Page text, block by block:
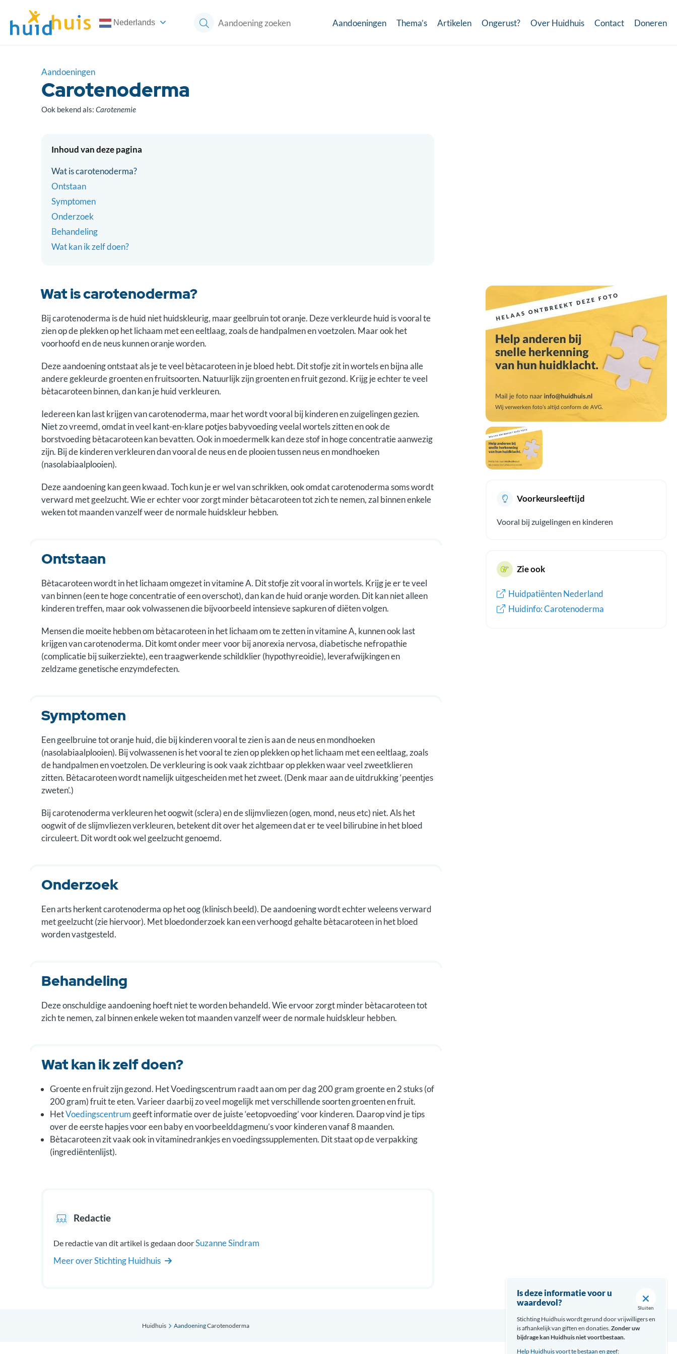
Nederlands Aandoeningen Thema’s Artikelen Ongerust? Over Huidhuis Contact Doneren
Inhoud van deze pagina
Wat is carotenoderma?
Ontstaan
Symptomen
Onderzoek
Behandeling
Wat kan ik zelf doen?
Aandoeningen
Carotenoderma
Ook bekend als: Carotenemie
Wat is carotenoderma?
Bij carotenoderma is de huid niet huidskleurig, maar geelbruin tot oranje. Deze verkleurde huid is vooral te
zien op de plekken op het lichaam met een eeltlaag, zoals de handpalmen en voetzolen. Maar ook het
voorhoofd en de neus kunnen oranje worden.
Deze aandoening ontstaat als je te veel bètacaroteen in je bloed hebt. Dit stofje zit in wortels en bijna alle
andere gekleurde groenten en fruitsoorten. Natuurlijk zijn groenten en fruit gezond. Krijg je echter te veel
bètacaroteen binnen, dan kan je huid verkleuren.
Iedereen kan last krijgen van carotenoderma, maar het wordt vooral bij kinderen en zuigelingen gezien.
Niet zo vreemd, omdat in veel kant-en-klare potjes babyvoeding veelal wortels zitten en ook de
borstvoeding bètacaroteen kan bevatten. Ook in moedermelk kan deze stof in hoge concentratie aanwezig
zijn. Bij de kinderen verkleuren dan vooral de neus en de plooien tussen neus en mondhoeken
(nasolabiaalplooien).
Deze aandoening kan geen kwaad. Toch kun je er wel van schrikken, ook omdat carotenoderma soms wordt
verward met geelzucht. Wie er echter voor zorgt minder bètacaroteen tot zich te nemen, zal binnen enkele
weken tot maanden vanzelf weer de normale huidskleur hebben.
Ontstaan
Bètacaroteen wordt in het lichaam omgezet in vitamine A. Dit stofje zit vooral in wortels. Krijg je er te veel
van binnen (een te hoge concentratie of een overschot), dan kan de huid oranje worden. Dit kan niet alleen
kinderen treffen, maar ook volwassenen die bijvoorbeeld intensieve sapkuren of diëten volgen.
Mensen die moeite hebben om bètacaroteen in het lichaam om te zetten in vitamine A, kunnen ook last
krijgen van carotenoderma. Dit komt onder meer voor bij anorexia nervosa, diabetische nefropathie
(complicatie bij suikerziekte), een traagwerkende schildklier (hypothyreoidie), leverafwijkingen en
zeldzame genetische enzymdefecten.
Symptomen
Een geelbruine tot oranje huid, die bij kinderen vooral te zien is aan de neus en mondhoeken
(nasolabiaalplooien). Bij volwassenen is het vooral te zien op plekken op het lichaam met een eeltlaag, zoals
de handpalmen en voetzolen. De verkleuring is ook vaak zichtbaar op plekken waar veel zweetklieren
zitten. Bètacaroteen wordt namelijk uitgescheiden met het zweet. (Denk maar aan de uitdrukking ‘peentjes
zweten’.)
Bij carotenoderma verkleuren het oogwit (sclera) en de slijmvliezen (ogen, mond, neus etc) niet. Als het
oogwit of de slijmvliezen verkleuren, betekent dit over het algemeen dat er te veel bilirubine in het bloed
circuleert. Dit wordt ook wel geelzucht genoemd.
Onderzoek
Een arts herkent carotenoderma op het oog (klinisch beeld). De aandoening wordt echter weleens verward
met geelzucht (zie hiervoor). Met bloedonderzoek kan een verhoogd gehalte bètacaroteen in het bloed
worden vastgesteld.
Behandeling
Deze onschuldige aandoening hoeft niet te worden behandeld. Wie ervoor zorgt minder bètacaroteen tot
zich te nemen, zal binnen enkele weken tot maanden vanzelf weer de normale huidskleur hebben.
Wat kan ik zelf doen?
Groente en fruit zijn gezond. Het Voedingscentrum raadt aan om per dag 200 gram groente en 2 stuks (of
200 gram) fruit te eten. Varieer daarbij zo veel mogelijk met verschillende soorten groenten en fruit.
HetVoedingscentrum geeft informatie over de juiste ‘eetopvoeding’ voor kinderen. Daarop vind je tips
over de eerste hapjes voor een baby en voorbeelddagmenu’s voor kinderen vanaf 8 maanden.
Bètacaroteen zit vaak ook in vitaminedrankjes en voedingssupplementen. Dit staat op de verpakking
(ingrediëntenlijst).
Redactie
De redactie van dit artikel is gedaan doorSuzanne Sindram
Meer over Stichting Huidhuis
Huidhuis AandoeningCarotenoderma
Voorkeursleeftijd
Vooral bij zuigelingen en kinderen
Zie ook
Huidpatiënten Nederland
Huidinfo: Carotenoderma
Is deze informatie voor u
waardevol?
Sluiten
Stichting Huidhuis wordt gerund door vrijwilligers en
is afhankelijk van giften en donaties. Zonder uw
bijdrage kan Huidhuis niet voortbestaan.
Help Huidhuis voort te bestaan en geef: